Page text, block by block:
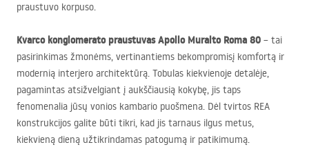
praustuvo korpuso.
Kvarco konglomerato praustuvas Apollo Muralto Roma 80 – tai
pasirinkimas žmonėms, vertinantiems bekompromisį komfortą ir
modernią interjero architektūrą. Tobulas kiekvienoje detalėje,
pagamintas atsižvelgiant į aukščiausią kokybę, jis taps
fenomenalia jūsų vonios kambario puošmena. Dėl tvirtos REA
konstrukcijos galite būti tikri, kad jis tarnaus ilgus metus,
kiekvieną dieną užtikrindamas patogumą ir patikimumą.